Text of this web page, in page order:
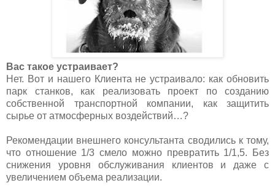
Вас такое устраивает?
Нет. Вот и нашего Клиента не устраивало: как обновить
парк станков, как реализовать проект по созданию
собственной транспортной компании, как защитить
сырье от атмосферных воздействий…?
Рекомендации внешнего консультанта сводились к тому,
что отношение 1/3 смело можно превратить 1/1,5. Без
снижения уровня обслуживания клиентов и даже с
увеличением объема реализации.